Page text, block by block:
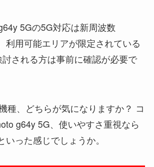
5Gの5G対応は新周波数
利用可能エリアが限定されている
される方は事前に確認が必要で
種、どちらが気になりますか？ コ
g64y 5G、使いやすさ重視なら
いった感じでしょうか。